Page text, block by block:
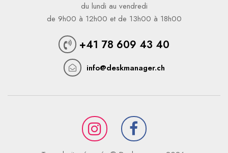
du lundi au vendredi
de 9h00 à 12h00 et de 13h00 à 18h00
+41 78 609 43 40
info@deskmanager.ch